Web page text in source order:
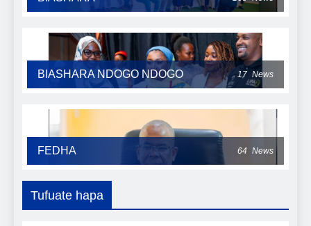
BIASHARA NDOGO NDOGO 17 News
FEDHA 64 News
Tufuate hapa